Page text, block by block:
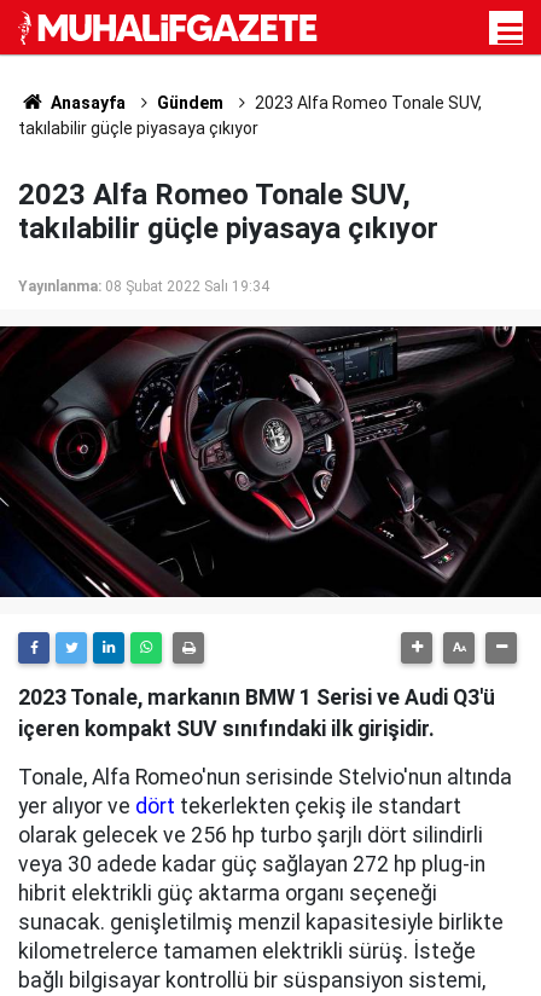
Anasayfa Gündem
2023 Alfa Romeo Tonale SUV,
takılabilir güçle piyasaya çıkıyor
2023 Alfa Romeo Tonale SUV,
takılabilir güçle piyasaya çıkıyor
Yayınlanma: 08 Şubat 2022 Salı 19:34
2023 Tonale, markanın BMW 1 Serisi ve Audi Q3'ü
içeren kompakt SUV sınıfındaki ilk girişidir.
Tonale, Alfa Romeo'nun serisinde Stelvio'nun altında
yer alıyor ve dört tekerlekten çekiş ile standart
olarak gelecek ve 256 hp turbo şarjlı dört silindirli
veya 30 adede kadar güç sağlayan 272 hp plug-in
hibrit elektrikli güç aktarma organı seçeneği
sunacak. genişletilmiş menzil kapasitesiyle birlikte
kilometrelerce tamamen elektrikli sürüş. İsteğe
bağlı bilgisayar kontrollü bir süspansiyon sistemi,